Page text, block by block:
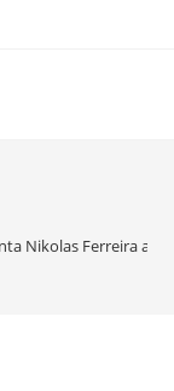
Nikolas Ferreira a